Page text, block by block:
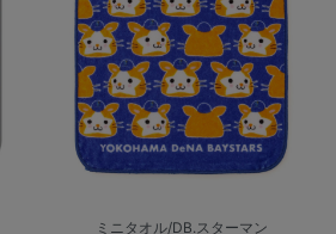
ミニタオル/DB.スターマン